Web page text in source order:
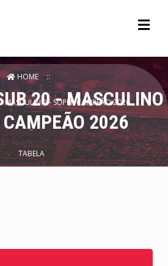
20 - MASCULINO
CAMPEÃO 2026
HOME
MASCULINO - SUPER CAMPEÃO 2026
TABELA